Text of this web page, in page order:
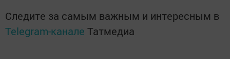
Следите за самым важным и интересным в
Telegram-канале Татмедиа